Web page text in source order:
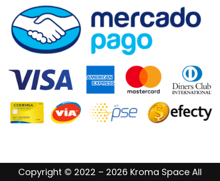
Copyright © 2022 – 2026 Kroma Space All